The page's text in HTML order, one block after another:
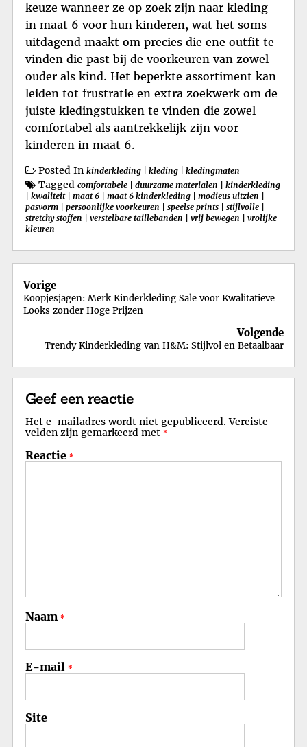
keuze wanneer ze op zoek zijn naar kleding
in maat 6 voor hun kinderen, wat het soms
uitdagend maakt om precies die ene outfit te
vinden die past bij de voorkeuren van zowel
ouder als kind. Het beperkte assortiment kan
leiden tot frustratie en extra zoekwerk om de
juiste kledingstukken te vinden die zowel
comfortabel als aantrekkelijk zijn voor
kinderen in maat 6.
Posted In kinderkleding kleding kledingmaten
Tagged comfortabele duurzame materialen
kinderkleding
kwaliteit| maat 6 maat 6 kinderkleding modieus uitzien
pasvorm
persoonlijke voorkeuren speelse prints stijlvolle
stretchy stoffen
verstelbare taillebanden vrij bewegen
vrolijke
kleuren
Berichtnavigatie
Vorige
Koopjesjagen: Merk Kinderkleding Sale voor Kwalitatieve
Looks zonder Hoge Prijzen
Volgende
Trendy Kinderkleding van H&M: Stijlvol en Betaalbaar
Geef een reactie
Het e-mailadres wordt niet gepubliceerd. Vereiste
velden zijn gemarkeerd met *
Reactie *
Naam *
E-mail *
Site